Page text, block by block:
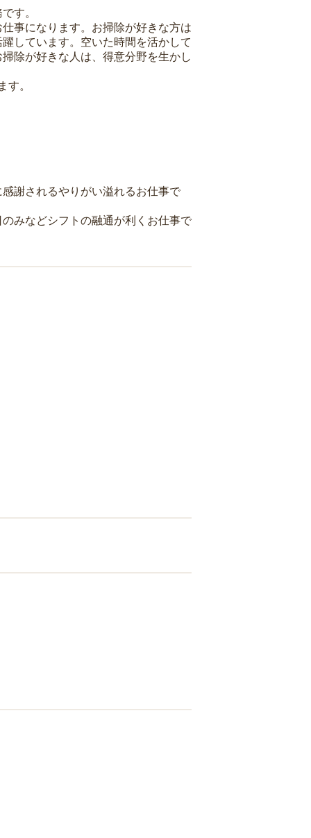
す。
事になります。お掃除が好きな方は
しています。空いた時間を活かして
除が好きな人は、得意分野を生かし
す。
謝されるやりがい溢れるお仕事で
みなどシフトの融通が利くお仕事で